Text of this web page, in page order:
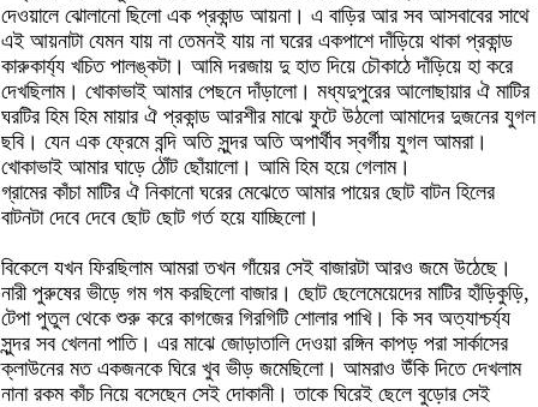
দেওয়ালে ঝোলানো ছিলো এক প্রকান্ড আয়না। এ বাড়ির আর সব আসবাবের সাথে
এই আয়নাটা যেমন যায় না তেমনই যায় না ঘরের একপাশে দাঁড়িয়ে থাকা প্রকান্ড
কারুকার্য্য খচিত পালঙ্কটা। আমি দরজায় দু হাত দিয়ে চৌকাঠে দাঁড়িয়ে হা করে
দেখছিলাম। খোকাভাই আমার পেছনে দাঁড়ালো। মধ্যদুপুরের আলোছায়ার ঐ মাটির
ঘরটির হিম হিম মায়ার ঐ প্রকান্ড আরশীর মাঝে ফুটে উঠলো আমাদের দুজনের যুগল
ছবি। যেন এক ফ্রেমে বন্দি অতি সুন্দর অতি অপার্থীব স্বর্গীয় যুগল আমরা।
খোকাভাই আমার ঘাড়ে ঠোঁট ছোঁয়ালো। আমি হিম হয়ে গেলাম।
গ্রামের কাঁচা মাটির ঐ নিকানো ঘরের মেঝেতে আমার পায়ের ছোট বাটন হিলের
বাটনটা দেবে দেবে ছোট ছোট গর্ত হয়ে যাচ্ছিলো।
বিকেলে যখন ফিরছিলাম আমরা তখন গাঁয়ের সেই বাজারটা আরও জমে উঠেছে।
নারী পুরুষের ভীড়ে গম গম করছিলো বাজার। ছোট ছেলেমেয়েদের মাটির হাঁড়িকুড়ি,
টেপা পুতুল থেকে শুরু করে কাগজের গিরগিটি শোলার পাখি। কি সব অত্যাশ্চর্য্য
সুন্দর সব খেলনা পাতি। এর মাঝে জোড়াতালি দেওয়া রঙ্গিন কাপড় পরা সার্কাসের
ক্লাউনের মত একজনকে ঘিরে খুব ভীড় জমেছিলো। আমরাও উঁকি দিতে দেখলাম
নানা রকম কাঁচ নিয়ে বসেছেন সেই দোকানী। তাকে ঘিরেই ছেলে বুড়োর সেই